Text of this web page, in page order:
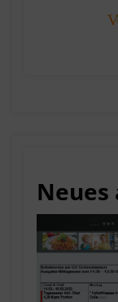
Neues